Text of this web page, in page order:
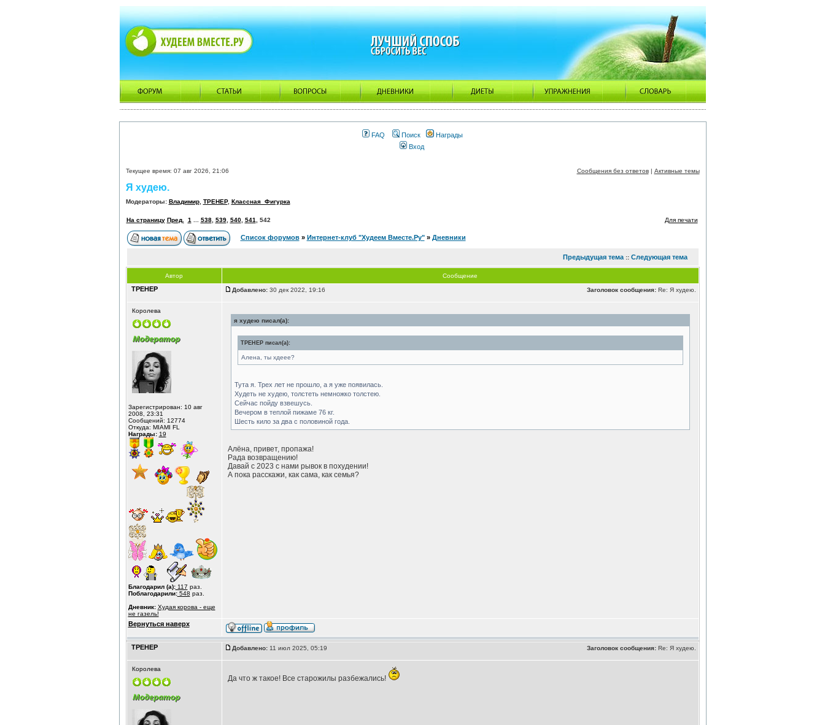
FAQ Поиск
Награды
Вход
Текущее время: 07 авг 2026, 21:06 Сообщения без ответов| Активные темы
Я худею.
Модераторы: Владимир, ТРЕНЕР, Классная_Фигурка
На страницу Пред. 1 538, 539, 540, 541 542 Для печати
Список форумов» Интернет-клуб "Худеем Вместе.Ру"» Дневники
Предыдущая тема:: Следующая тема
Автор Сообщение
ТРЕНЕР Заголовок сообщения:Re: Я худею.
Добавлено:30 дек 2022, 19:16
Королева
Зарегистрирован: 10 авг
2008, 23:31
Сообщений: 12774
Откуда: MIAMI FL
Награды: 19
Благодарил (а):117 раз.
Поблагодарили:548 раз.
Дневник: Худая корова - еще
не газель!
я худею писал(а):
ТРЕНЕР писал(а):
Алена, ты хдеее?
Тута я. Трех лет не прошло, а я уже появилась.
Худеть не худею, толстеть немножко толстею.
Сейчас пойду взвешусь.
Вечером в теплой пижаме 76 кг.
Шесть кило за два с половиной года.
Алёна, привет, пропажа!
Рада возвращению!
Давай с 2023 с нами рывок в похудении!
А пока расскажи, как сама, как семья?
Вернуться наверх
ТРЕНЕР Заголовок сообщения:Re: Я худею.
Добавлено:11 июл 2025, 05:19
Королева
Да что ж такое! Все старожилы разбежались!